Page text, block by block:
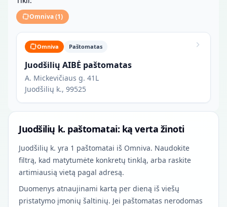
Omniva(1)
Omniva Paštomatas
Juodšilių AIBĖ paštomatas
A. Mickevičiaus g. 41L
Juodšilių k., 99525
Juodšilių k. paštomatai: ką verta žinoti
Juodšilių k. yra 1 paštomatai iš Omniva. Naudokite
filtrą, kad matytumėte konkretų tinklą, arba raskite
artimiausią vietą pagal adresą.
Duomenys atnaujinami kartą per dieną iš viešų
pristatymo įmonių šaltinių. Jei paštomatas nerodomas